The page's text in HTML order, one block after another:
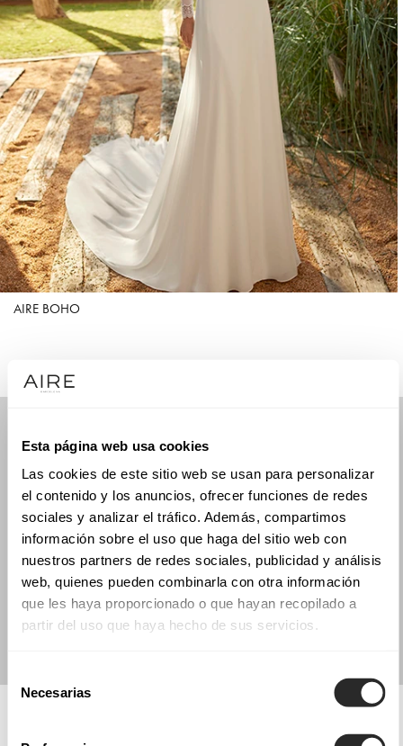
Esta página web usa cookies
Las cookies de este sitio web se usan para personalizar
el contenido y los anuncios, ofrecer funciones de redes
sociales y analizar el tráfico. Además, compartimos
información sobre el uso que haga del sitio web con
nuestros partners de redes sociales, publicidad y análisis
web, quienes pueden combinarla con otra información
que les haya proporcionado o que hayan recopilado a
partir del uso que haya hecho de sus servicios.
Necesarias
AIRE BOHO